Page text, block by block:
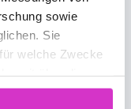
sowie
Sie
welche Zwecke
das Privacy
aufbauen.